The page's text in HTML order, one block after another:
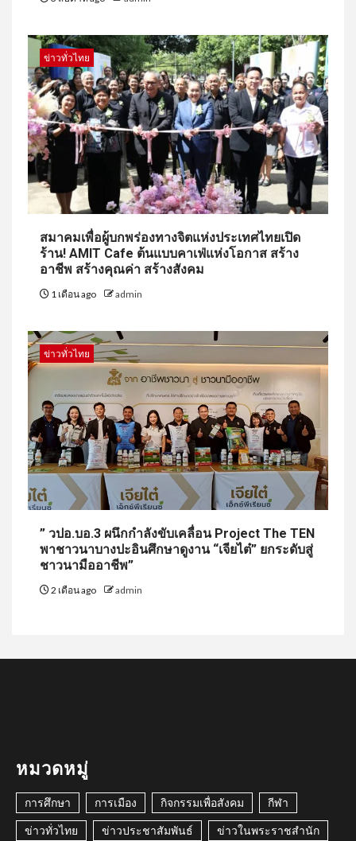
ข่าวทั่วไทย
สมาคมเพื่อผู้บกพร่องทางจิตแห่งประเทศไทยเปิด
ร้าน! AMIT Cafe ต้นแบบคาเฟ่แห่งโอกาส สร้าง
อาชีพ สร้างคุณค่า สร้างสังคม
1 เดือน ago admin
ข่าวทั่วไทย
” วปอ.บอ.3 ผนึกกำลังขับเคลื่อน Project The TEN
พาชาวนาบางปะอินศึกษาดูงาน “เจียไต๋” ยกระดับสู่
ชาวนามืออาชีพ”
2 เดือน ago admin
หมวดหมู่
การศึกษา การเมือง กิจกรรมเพื่อสังคม กีฬา
ข่าวทั่วไทย ข่าวประชาสัมพันธ์ ข่าวในพระราชสำนัก